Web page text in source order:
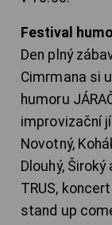
Festival
Den plný
Cimrmana si
humoru
improvizační
Novotný,
Dlouhý,
TRUS,
stand up